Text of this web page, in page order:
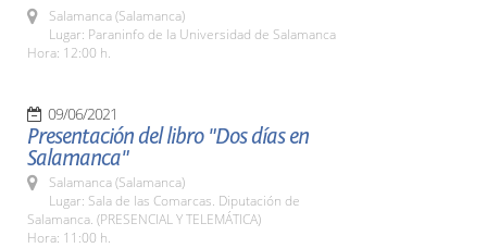
Salamanca (Salamanca)
Lugar: Paraninfo de la Universidad de Salamanca
Hora: 12:00 h.
09/06/2021
Presentación del libro "Dos días en
Salamanca"
Salamanca (Salamanca)
Lugar: Sala de las Comarcas. Diputación de
Salamanca. (PRESENCIAL Y TELEMÁTICA)
Hora: 11:00 h.